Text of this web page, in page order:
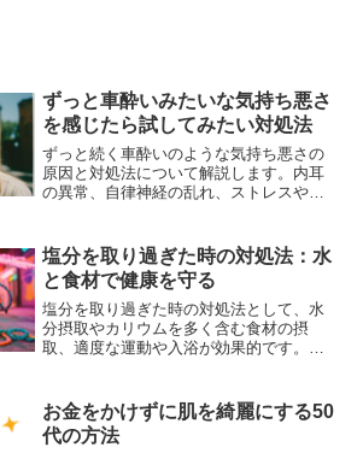
ずっと車酔いみたいな気持ち悪さ
を感じたら試してみたい対処法
ずっと続く車酔いのような気持ち悪さの
原因と対処法について解説します。内耳
の異常、自律神経の乱れ、ストレスやう
し、専門の医師に相談することが重要で
す。日常生活でできる対策も紹介しま
す。
塩分を取り過ぎた時の対処法：水
と食材で健康を守る
塩分を取り過ぎた時の対処法として、水
分摂取やカリウムを多く含む食材の摂
取、適度な運動や入浴が効果的です。日
う。
お金をかけずに肌を綺麗にする50
代の方法